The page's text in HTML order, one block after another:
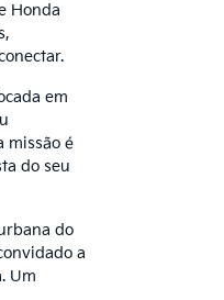
Honda
em
missão é
do seu
do
a
Um